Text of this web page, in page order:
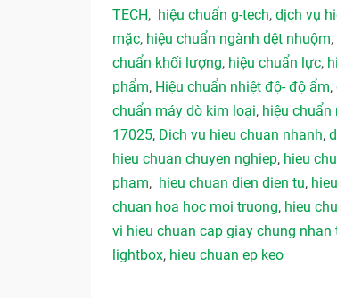
TECH, hiệu chuẩn g-tech, dịch vụ
mặc, hiệu chuẩn ngành dệt nhuộm,
chuẩn khối lượng, hiệu chuẩn lực,
phẩm, Hiệu chuẩn nhiệt độ- độ ẩm,
chuẩn máy dò kim loại, hiệu chuẩn
17025, Dich vu hieu chuan nhanh,
hieu chuan chuyen nghiep, hieu
pham, hieu chuan dien dien tu,
chuan hoa hoc moi truong, hieu
vi hieu chuan cap giay chung nhan
lightbox, hieu chuan ep keo